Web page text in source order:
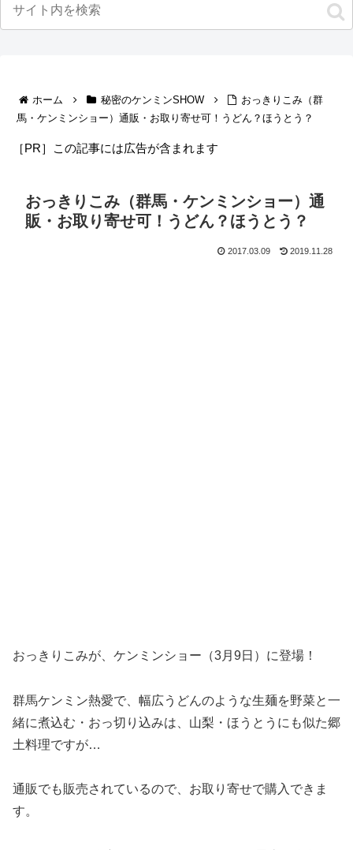
ホーム 秘密のケンミンSHOW
おっきりこみ（群
馬・ケンミンショー）通販・お取り寄せ可！うどん？ほうとう？
［PR］この記事には広告が含まれます
おっきりこみ（群馬・ケンミンショー）通
販・お取り寄せ可！うどん？ほうとう？
2017.03.09 2019.11.28
おっきりこみが、ケンミンショー（3月9日）に登場！
群馬ケンミン熱愛で、幅広うどんのような生麺を野菜と一
緒に煮込む・おっ切り込みは、山梨・ほうとうにも似た郷
土料理ですが…
通販でも販売されているので、お取り寄せで購入できま
す。